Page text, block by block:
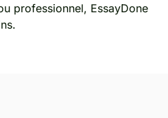
professionnel, EssayDone